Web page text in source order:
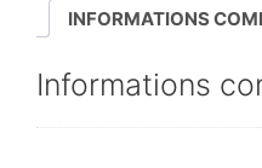
INFORMATIONS
Informations